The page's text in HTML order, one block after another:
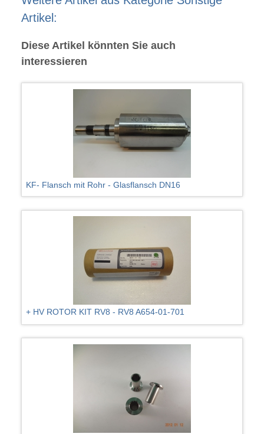
Artikel:
Diese Artikel könnten Sie auch
interessieren
KF- Flansch mit Rohr - Glasflansch DN16
+ HV ROTOR KIT RV8 - RV8 A654-01-701